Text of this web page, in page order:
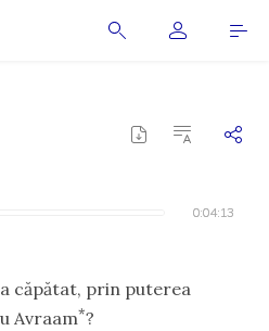
0:04:13
0:04:13
căpătat, prin puterea
Avraam*?